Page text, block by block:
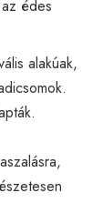
édes
alakúak,